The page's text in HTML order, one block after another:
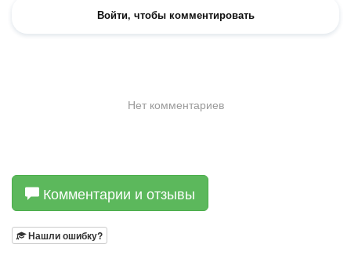
Комментарии и отзывы
Нашли ошибку?